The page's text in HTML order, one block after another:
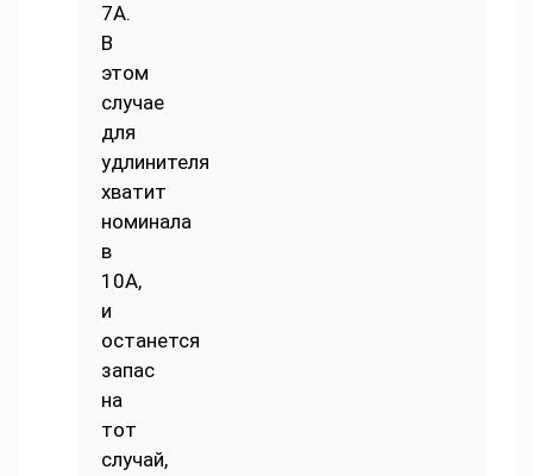
7А.
В
этом
случае
для
удлинителя
хватит
номинала
в
10А,
и
останется
запас
на
тот
случай,